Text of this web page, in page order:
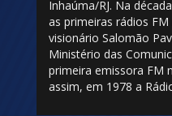
Inhaúma/RJ. Na
as primeiras rádios
visionário Salomão
Ministério das
primeira emissora FM
assim, em 1978 a